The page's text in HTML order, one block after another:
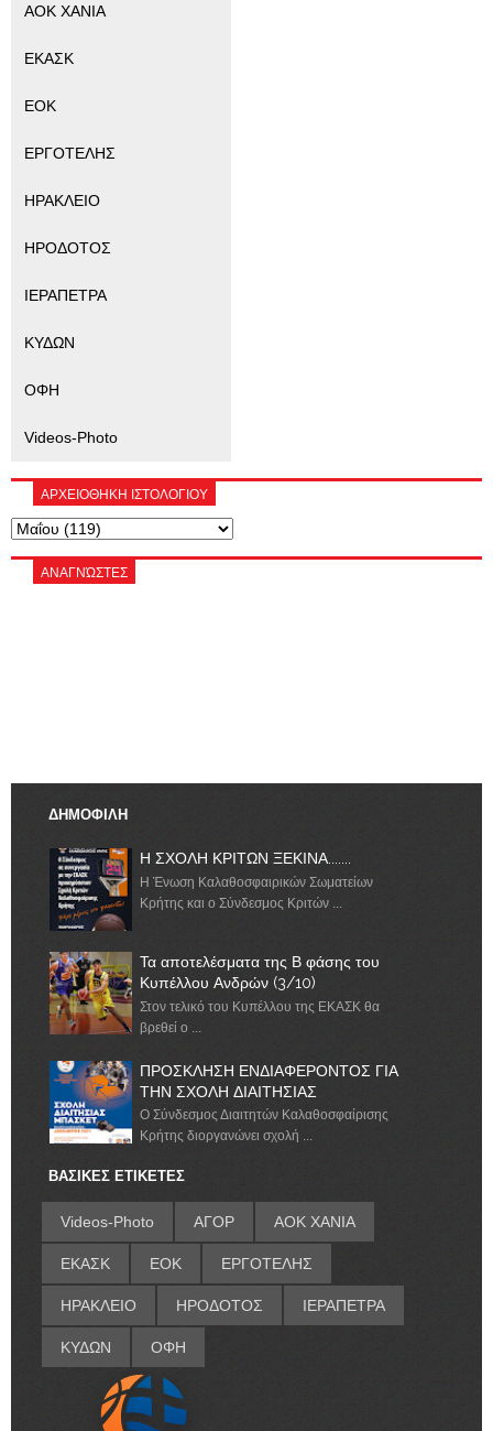
ΑΟΚ ΧΑΝΙΑ
ΕΚΑΣΚ
ΕΟΚ
ΕΡΓΟΤΕΛΗΣ
ΗΡΑΚΛΕΙΟ
ΗΡΟΔΟΤΟΣ
ΙΕΡΑΠΕΤΡΑ
ΚΥΔΩΝ
ΟΦΗ
Videos-Photo
ΑΡΧΕΙΟΘΗΚΗ ΙΣΤΟΛΟΓΙΟΥ
ΑΝΑΓΝΏΣΤΕΣ
ΔΗΜΟΦΙΛΗ
Η ΣΧΟΛΗ ΚΡΙΤΩΝ ΞΕΚΙΝΑ.......
Η Ένωση Καλαθοσφαιρικών Σωματείων
Κρήτης και ο Σύνδεσμος Κριτών ...
Τα αποτελέσματα της Β φάσης του
Κυπέλλου Ανδρών (3/10)
Στον τελικό του Κυπέλλου της ΕΚΑΣΚ θα
βρεθεί ο ...
ΠΡΟΣΚΛΗΣΗ ΕΝΔΙΑΦΕΡΟΝΤΟΣ ΓΙΑ
ΤΗΝ ΣΧΟΛΗ ΔΙΑΙΤΗΣΙΑΣ
Ο Σύνδεσμος Διαιτητών Καλαθοσφαίρισης
Κρήτης διοργανώνει σχολή ...
ΒΑΣΙΚΕΣ ΕΤΙΚΕΤΕΣ
Videos-Photo ΑΓΟΡ ΑΟΚ ΧΑΝΙΑ
ΕΚΑΣΚ ΕΟΚ ΕΡΓΟΤΕΛΗΣ
ΗΡΑΚΛΕΙΟ ΗΡΟΔΟΤΟΣ ΙΕΡΑΠΕΤΡΑ
ΚΥΔΩΝ ΟΦΗ